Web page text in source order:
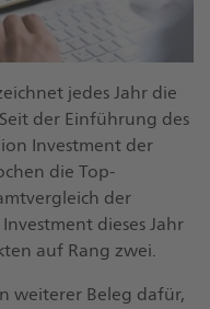
jedes Jahr die
der Einführung des
Investment der
die Top-
der
dieses Jahr
auf Rang zwei.
weiterer Beleg dafür,